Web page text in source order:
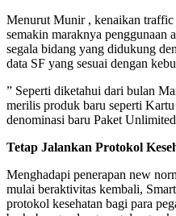
Menurut Munir , kenaikan traffic
semakin maraknya penggunaan
segala bidang yang didukung
data SF yang sesuai dengan
” Seperti diketahui dari bulan
merilis produk baru seperti
denominasi baru Paket
Tetap Jalankan Protokol
Menghadapi penerapan new
mulai beraktivitas kembali,
protokol kesehatan bagi para